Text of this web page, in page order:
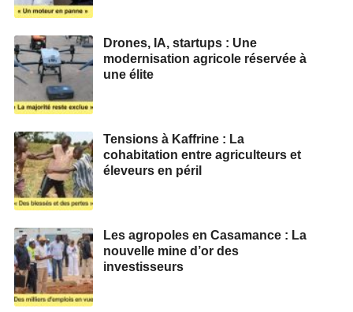
Drones, IA, startups : Une
modernisation agricole réservée à
une élite
Tensions à Kaffrine : La
cohabitation entre agriculteurs et
éleveurs en péril
Les agropoles en Casamance : La
nouvelle mine d’or des
investisseurs